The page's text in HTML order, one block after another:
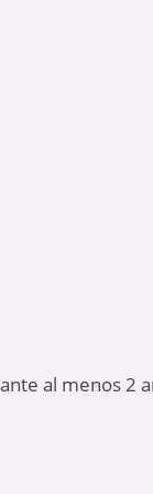
al menos 2